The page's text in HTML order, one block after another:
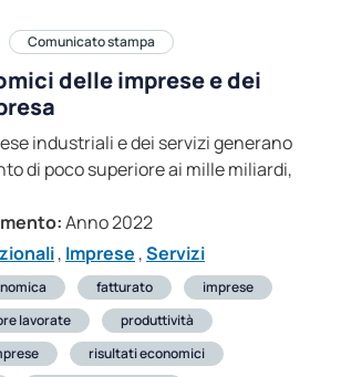
Comunicato stampa
delle imprese e dei
industriali e dei servizi generano
di poco superiore ai mille miliardi,
Anno 2022
, Imprese ,Servizi
fatturato
imprese
lavorate
produttività
risultati economici